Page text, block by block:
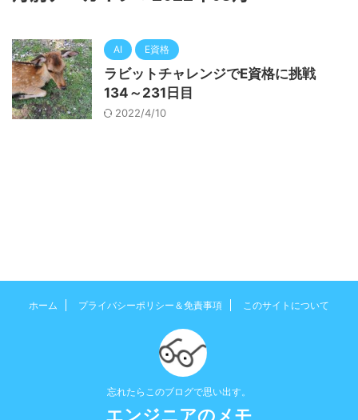
AI E資格
ラビットチャレンジでE資格に挑戦
134～231日目
2022/4/10
ホーム プライバシーポリシー＆免責事項 このサイトについて
忘れたらこのブログで思い出す。
エンジニアのメモ